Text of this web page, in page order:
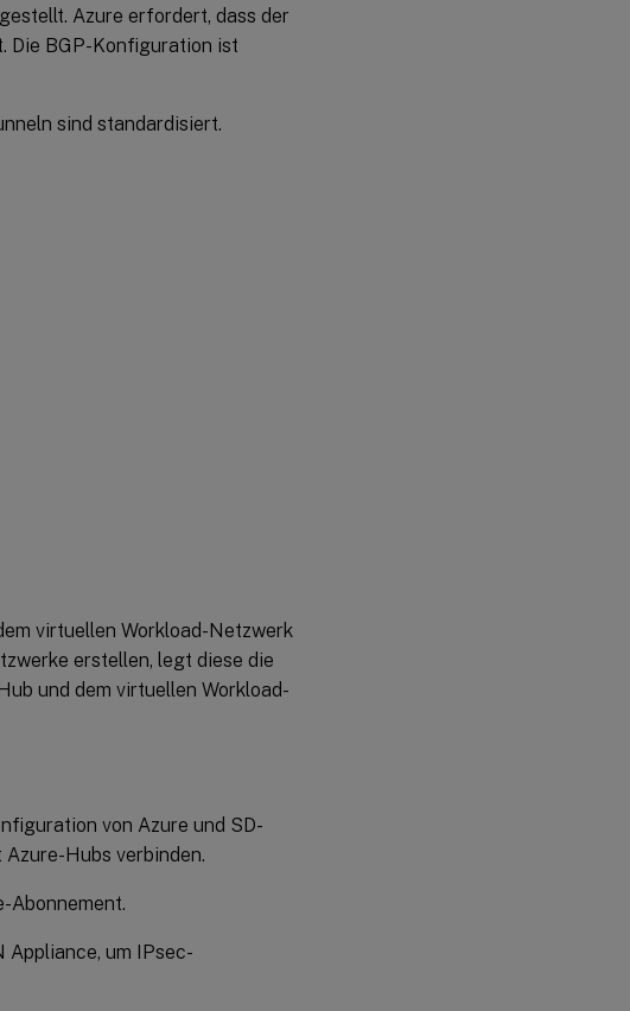
Azure erfordert, dass der
Die BGP-Konfiguration ist
sind standardisiert.
virtuellen Workload-Netzwerk
erstellen, legt diese die
und dem virtuellen Workload-
von Azure und SD-
Hubs verbinden.
Abonnement.
Appliance, um IPsec-